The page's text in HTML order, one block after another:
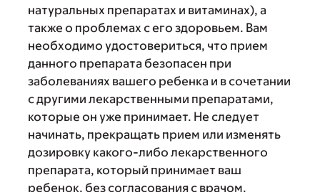
натуральных препаратах и витаминах), а
также о проблемах с его здоровьем. Вам
необходимо удостовериться, что прием
данного препарата безопасен при
заболеваниях вашего ребенка и в сочетании
с другими лекарственными препаратами,
которые он уже принимает. Не следует
начинать, прекращать прием или изменять
дозировку какого-либо лекарственного
препарата, который принимает ваш
ребенок, без согласования с врачом.